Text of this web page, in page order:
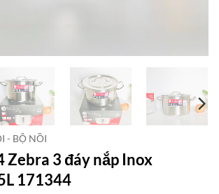
- BỘ NỒI
Zebra 3 đáy nắp Inox
171344